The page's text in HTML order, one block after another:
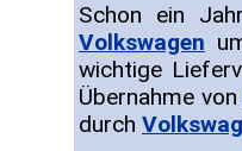
Schon ein
Volkswagen
wichtige
Übernahme von
durch